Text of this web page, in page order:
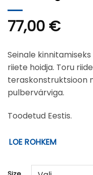
77,00 €
Seinale
riiete hoidja. Toru
teraskonstruktsioon
pulbervärviga.
Toodetud Eestis.
LOE ROHKEM